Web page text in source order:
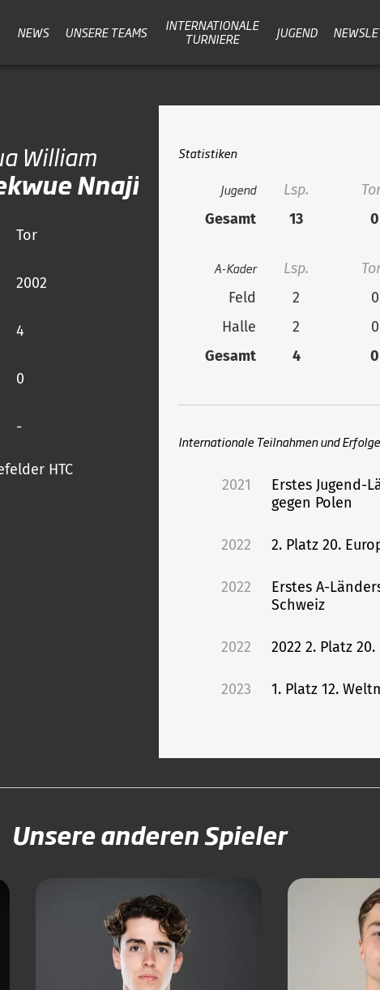
NEWS UNSERE TEAMS
INTERNATIONALE
TURNIERE
JUGEND
William
Nnaji
Tor
2002
4
0
-
HTC
Statistiken
Jugend Lsp.
Gesamt
13 0
A-Kader Lsp.
Feld
2 0
Halle
2 0
Gesamt
4 0
Internationale Teilnahmen und Erfolge
2021
Erstes Jugend-
gegen Polen
2022 2. Platz 20.
2022
Erstes A-
Schweiz
2022 2022 2. Platz
2023 1. Platz 12.
Unsere anderen Spieler